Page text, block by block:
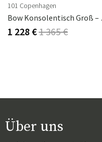
101 Copenhagen
1 228 €1 365 €
Über uns